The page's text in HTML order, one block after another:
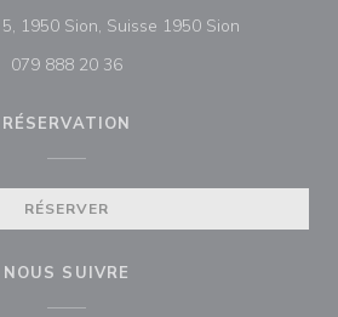
1950 Sion, Suisse 1950 Sion
079 888 20 36
RÉSERVATION
RÉSERVER
NOUS SUIVRE